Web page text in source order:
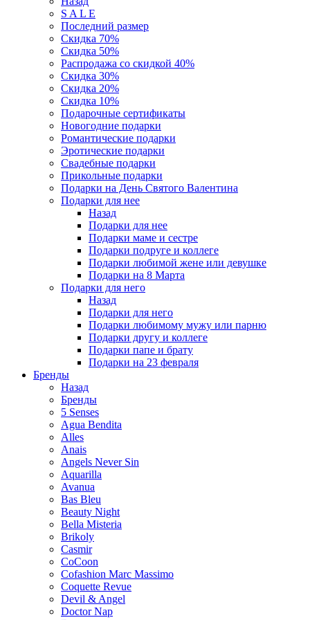
S A L E
Последний размер
Скидка 70%
Скидка 50%
Распродажа со скидкой 40%
Скидка 30%
Скидка 20%
Скидка 10%
Подарочные сертификаты
Новогодние подарки
Романтические подарки
Эротические подарки
Свадебные подарки
Прикольные подарки
Подарки на День Святого Валентина
Подарки для нее
Назад
Подарки для нее
Подарки маме и сестре
Подарки подруге и коллеге
Подарки любимой жене или девушке
Подарки на 8 Марта
Подарки для него
Назад
Подарки для него
Подарки любимому мужу или парню
Подарки другу и коллеге
Подарки папе и брату
Подарки на 23 февраля
Бренды
Назад
Бренды
5 Senses
Agua Bendita
Alles
Anais
Angels Never Sin
Aquarilla
Avanua
Bas Bleu
Beauty Night
Bella Misteria
Brikoly
Casmir
CoCoon
Cofashion Marc Massimo
Coquette Revue
Devil & Angel
Doctor Nap